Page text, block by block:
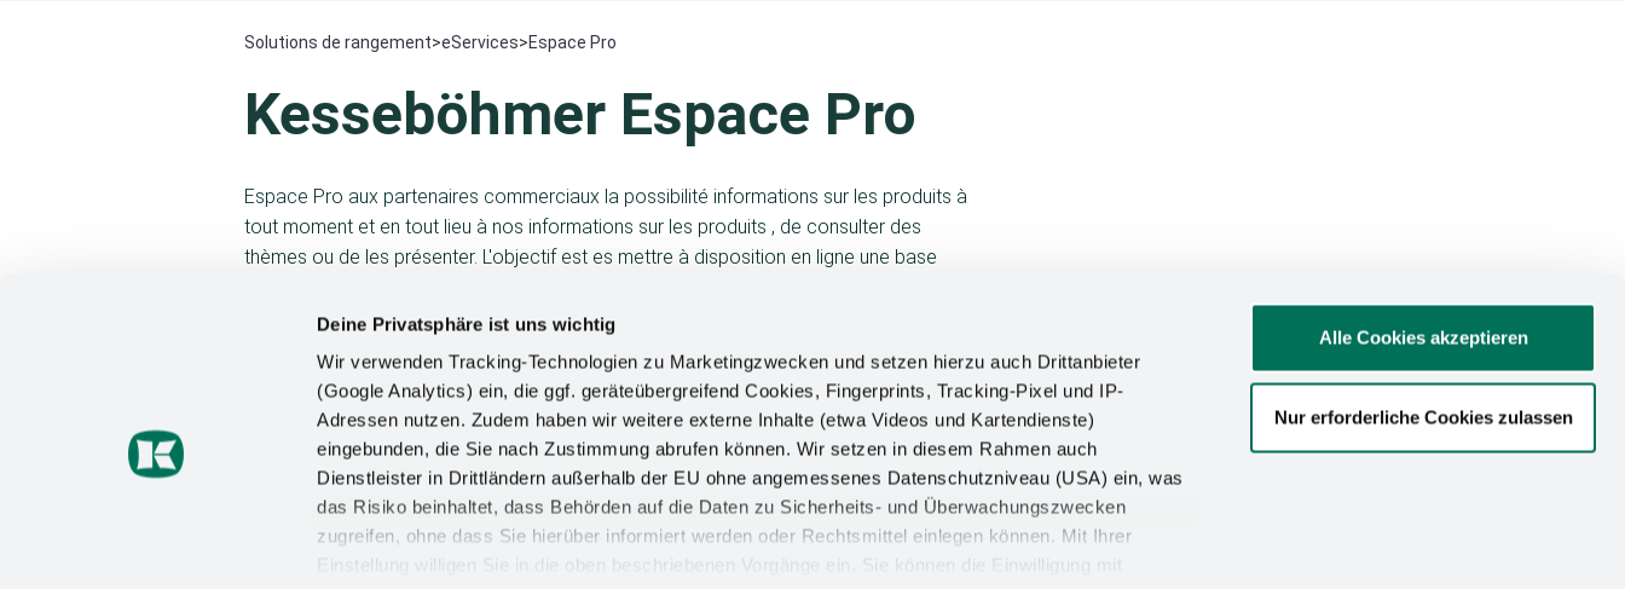
Deine Privatsphäre ist uns wichtig
Wir verwenden Tracking-Technologien zu Marketingzwecken und setzen hierzu auch Drittanbieter
(Google Analytics) ein, die ggf. geräteübergreifend Cookies, Fingerprints, Tracking-Pixel und IP-
Adressen nutzen. Zudem haben wir weitere externe Inhalte (etwa Videos und Kartendienste)
eingebunden, die Sie nach Zustimmung abrufen können. Wir setzen in diesem Rahmen auch
Dienstleister in Drittländern außerhalb der EU ohne angemessenes Datenschutzniveau (USA) ein, was
das Risiko beinhaltet, dass Behörden auf die Daten zu Sicherheits- und Überwachungszwecken
zugreifen, ohne dass Sie hierüber informiert werden oder Rechtsmittel einlegen können. Mit Ihrer
Einstellung willigen Sie in die oben beschriebenen Vorgänge ein. Sie können die Einwilligung mit
Alle Cookies akzeptieren
Nur erforderliche Cookies zulassen
Solutions de rangement>eServices>Espace Pro
Kesseböhmer Espace Pro
Espace Pro aux partenaires commerciaux la possibilité informations sur les produits à
tout moment et en tout lieu à nos informations sur les produits , de consulter des
thèmes ou de les présenter. L'objectif est es mettre à disposition en ligne une base
individuellement à tout moment par les collaborateurs, les clients, les partenaires
Espace Pro multilingue Espace Pro des connaissances techniques et commerciales
complètes sur les produits, présentées de manière variée dans un environnement en
ligne motivant. Le portail comprend également un système de question-réponse. Grâce
à des quiz sur les produits, nous encourageons la qualification de nos collaborateurs et
partenaires commerciaux et rendons ainsi les connaissances sur les produits
transparentes.